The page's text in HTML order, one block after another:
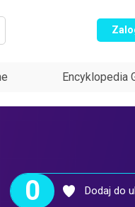
Encyklopedia
0 Dodaj do